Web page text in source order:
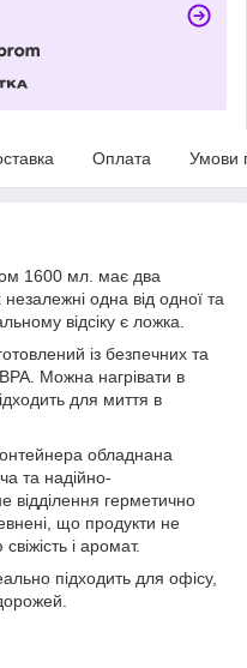
Оплата Умови
1600 мл. має два
незалежні одна від одної та
відсіку є ложка.
із безпечних та
ВРА. Можна нагрівати в
для миття в
обладнана
та надійно-
відділення герметично
що продукти не
і аромат.
підходить для офісу,